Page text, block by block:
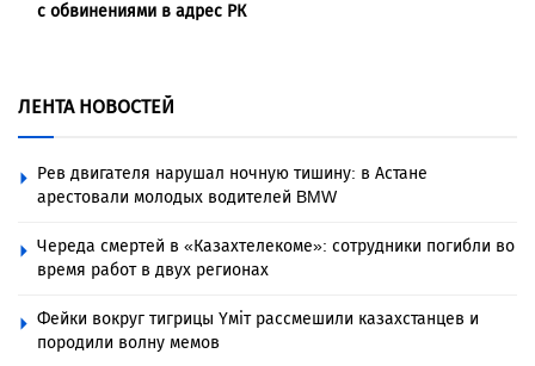
с обвинениями в адрес РК
ЛЕНТА НОВОСТЕЙ
Рев двигателя нарушал ночную тишину: в Астане
арестовали молодых водителей BMW
Череда смертей в «Казахтелекоме»: сотрудники погибли во
время работ в двух регионах
Фейки вокруг тигрицы Үміт рассмешили казахстанцев и
породили волну мемов